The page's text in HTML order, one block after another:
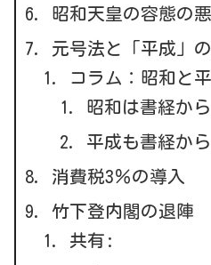
昭和天皇の容態の
元号法と「平成」
コラム：昭和と
昭和は書経から
平成も書経から
消費税3％の導入
竹下登内閣の退陣
共有: